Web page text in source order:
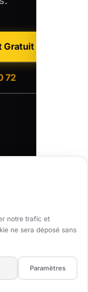
Gratuit
72
notre trafic et
ne sera déposé sans
Paramètres